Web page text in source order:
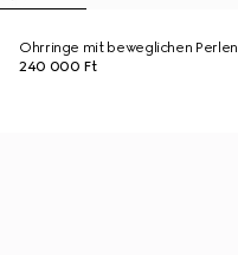
Ohrringe mit beweglichen Perlen
240 000 Ft